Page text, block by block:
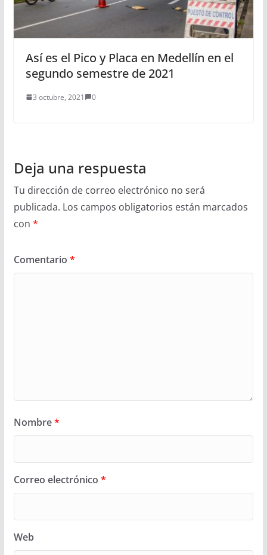
Así es el Pico y Placa en Medellín en el
segundo semestre de 2021
3 octubre, 2021 0
Deja una respuesta
Tu dirección de correo electrónico no será
publicada. Los campos obligatorios están marcados
con *
Comentario *
Nombre*
Correo electrónico *
Web